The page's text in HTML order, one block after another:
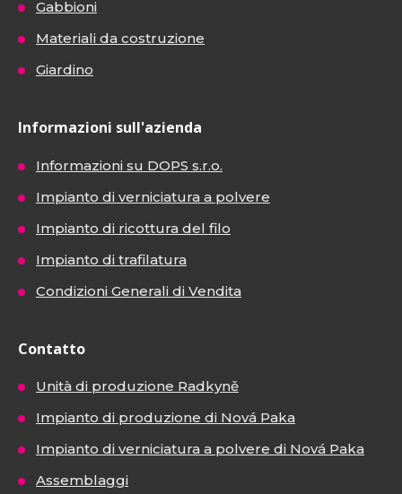
Gabbioni
Materiali da costruzione
Giardino
Informazioni sull'azienda
Informazioni su DOPS s.r.o.
Impianto di verniciatura a polvere
Impianto di ricottura del filo
Impianto di trafilatura
Condizioni Generali di Vendita
Contatto
Unità di produzione Radkyně
Impianto di produzione di Nová Paka
Impianto di verniciatura a polvere di Nová Paka
Assemblaggi